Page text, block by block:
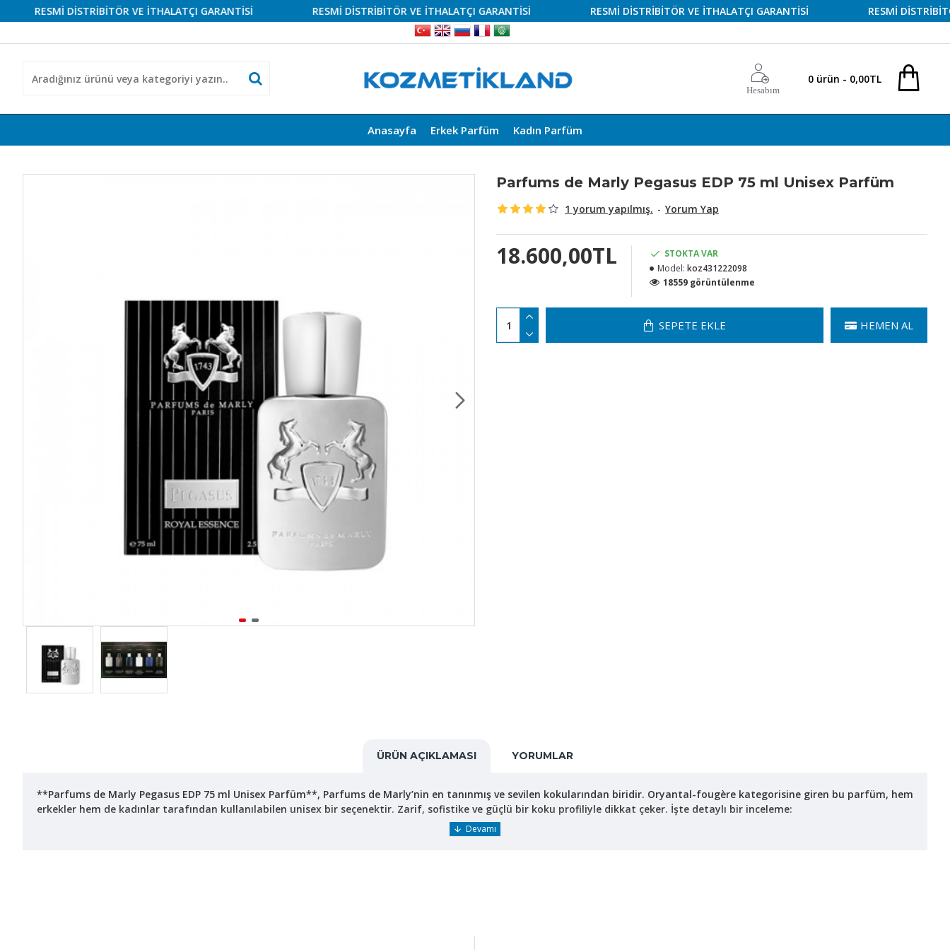
RESMİ DİSTRİBİTÖR VE İTHALATÇI GARANTİSİ RESMİ DİSTRİBİTÖR VE İTHALATÇI GARANTİSİ RESMİ DİSTRİBİTÖR VE İTHALATÇI GARANTİSİ RESMİ DİSTRİBİTÖR
Hesabım
0 ürün - 0,00TL
Anasayfa Erkek Parfüm Kadın Parfüm
Parfums de Marly Pegasus EDP 75 ml Unisex Parfüm
1 yorum yapılmış. - Yorum Yap
18.600,00TL
STOKTA VAR
Model: koz431222098
18559 görüntülenme
SEPETE EKLE HEMEN AL
ÜRÜN AÇIKLAMASI YORUMLAR
**Parfums de Marly Pegasus EDP 75 ml Unisex Parfüm**, Parfums de Marly’nin en tanınmış ve sevilen kokularından biridir. Oryantal-fougère kategorisine giren bu parfüm, hem
erkekler hem de kadınlar tarafından kullanılabilen unisex bir seçenektir. Zarif, sofistike ve güçlü bir koku profiliyle dikkat çeker. İşte detaylı bir inceleme: